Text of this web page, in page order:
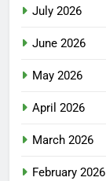
July 2026
June 2026
May 2026
April 2026
March 2026
February 2026